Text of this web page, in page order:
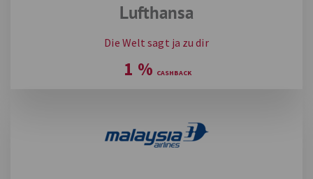
Lufthansa
Die Welt sagt ja zu dir
1 %